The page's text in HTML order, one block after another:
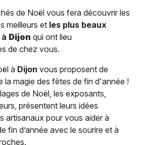
de Noël vous fera découvrir les
meilleurs et les plus beaux
Dijon qui ont lieu
de chez vous.
à Dijon vous proposent de
magie des fêtes de fin d'année !
de Noël, les exposants,
présentent leurs idées
artisanaux pour vous aider à
fin d’année avec le sourire et à